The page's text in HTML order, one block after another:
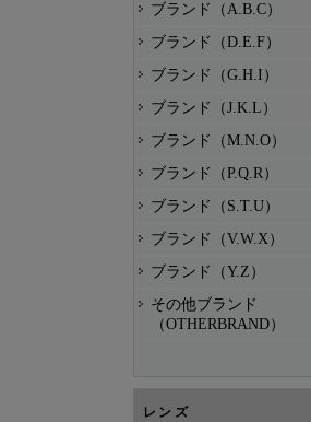
ブランド（A.B.C）
ブランド（D.E.F）
ブランド（G.H.I）
ブランド（J.K.L）
ブランド（M.N.O）
ブランド（P.Q.R）
ブランド（S.T.U）
ブランド（V.W.X）
ブランド（Y.Z）
その他ブランド
（OTHERBRAND）
レンズ